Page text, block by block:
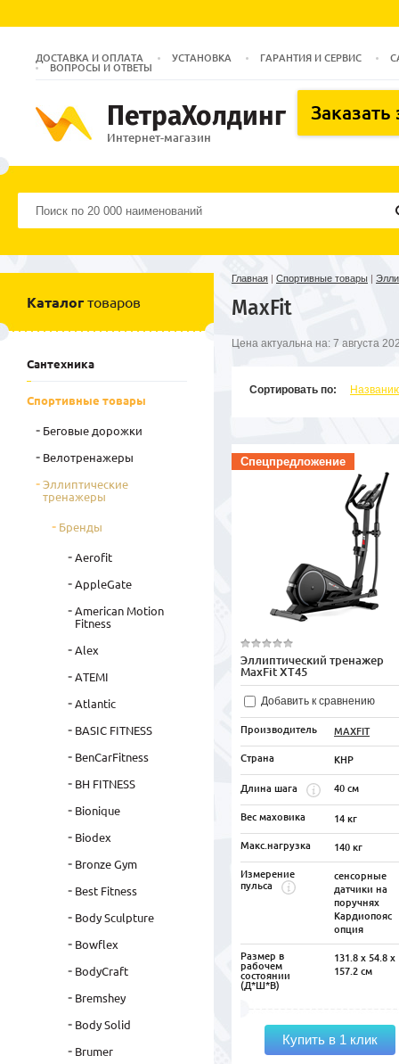
ДОСТАВКА И ОПЛАТА УСТАНОВКА ГАРАНТИЯ И СЕРВИС
ВОПРОСЫ И ОТВЕТЫ
ПетраХолдинг
Интернет-магазин
Заказать
Главная | Спортивные товары |
MaxFit
Цена актуальна на: 7 августа
Сортировать по:
Спецпредложение
Эллиптический тренажер
MaxFit XT45
Добавить к сравнению
Производитель MAXFIT
Страна КНР
Длина шага 40 см
Вес маховика 14 кг
Макс.нагрузка 140 кг
Измерение
пульса
сенсорные
датчики на
поручнях
Кардиопояс
опция
Размер в
рабочем
состоянии
(Д*Ш*В)
131.8 х 54.8 х
157.2 см
Купить в 1 клик
Каталог товаров
Сантехника
Спортивные товары
Беговые дорожки
Велотренажеры
Эллиптические
тренажеры
Бренды
Aerofit
AppleGate
American Motion
Fitness
Alex
ATEMI
Atlantic
BASIC FITNESS
BenCarFitness
BH FITNESS
Bionique
Biodex
Bronze Gym
Best Fitness
Body Sculpture
Bowflex
BodyCraft
Bremshey
Body Solid
Brumer